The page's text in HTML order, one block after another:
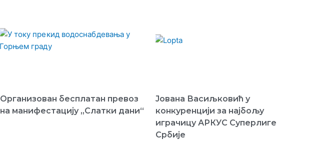
Организован бесплатан превоз
на манифестацију „Слатки дани“
Јована Васиљковић у
конкуренцији за најбољу
играчицу АРКУС Суперлиге
Србије